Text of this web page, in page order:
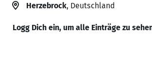
Herzebrock, Deutschland
Logg Dich ein, um alle Einträge zu